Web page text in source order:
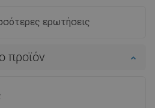
ερωτήσεις
προϊόν